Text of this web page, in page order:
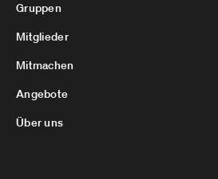
Gruppen
Mitglieder
Mitmachen
Angebote
Über uns